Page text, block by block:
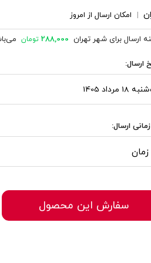
| امکان ارسال از امروز
ارسال برای شهر تهران 288,000 تومان
ارسال:
زمانی ارسال:
سفارش این محصول